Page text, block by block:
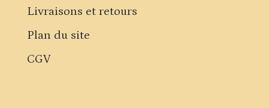
Livraisons et retours
Plan du site
CGV